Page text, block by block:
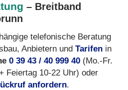
– Breitband
telefonische Beratung
Anbietern und Tarifen in
0 39 43 / 40 999 40 (Mo.-Fr.
Feiertag 10-22 Uhr) oder
anfordern.